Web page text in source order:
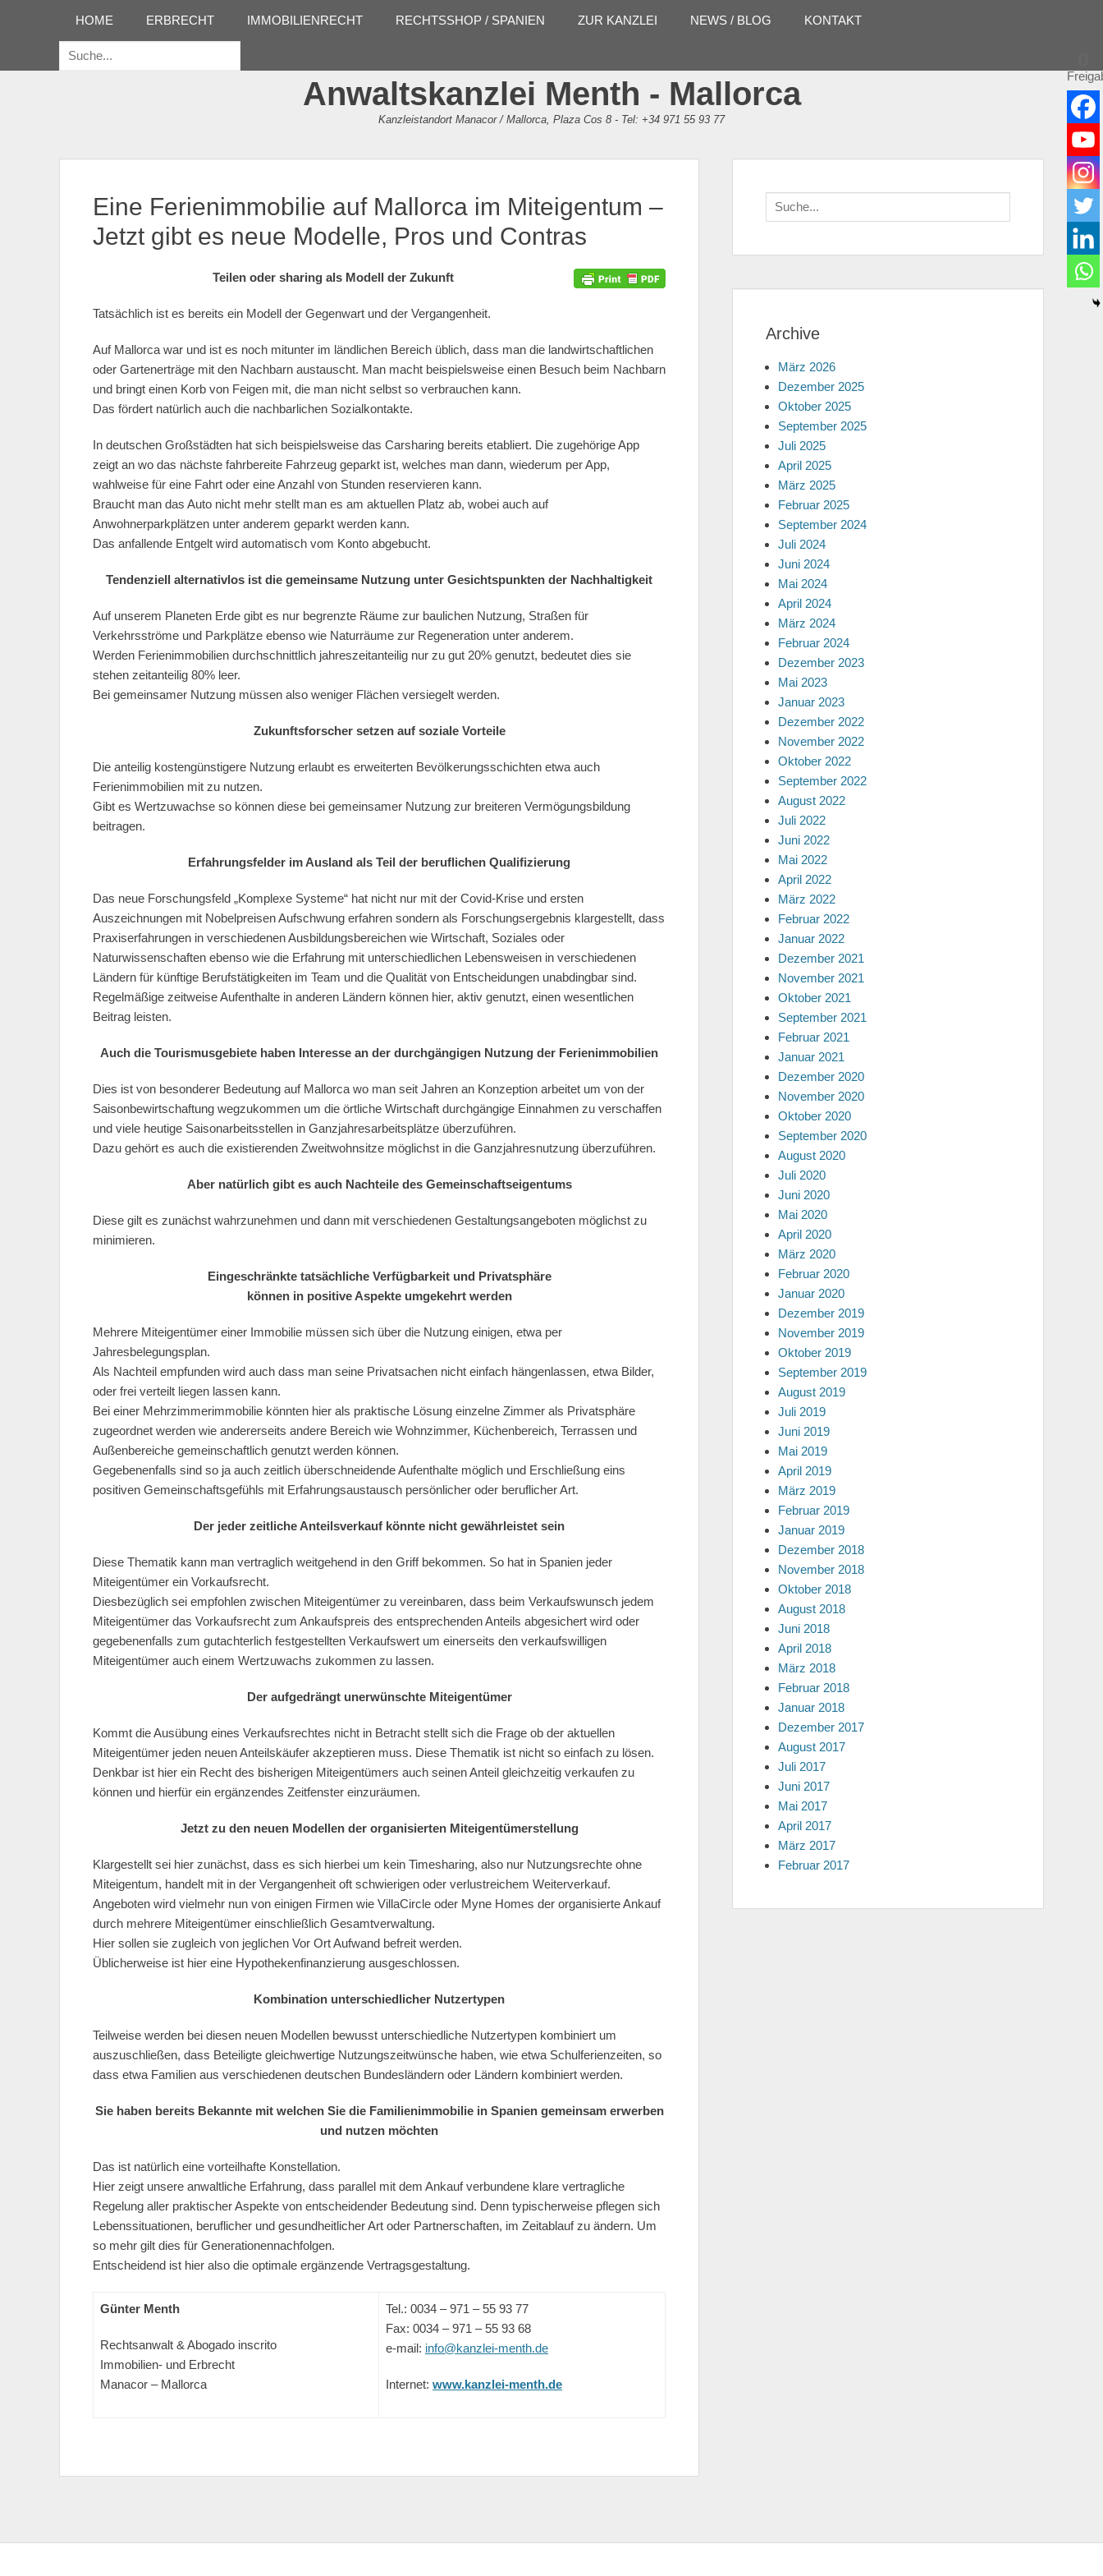
Erstes Menü
Inhalt:
HOME ERBRECHT IMMOBILIENRECHT RECHTSSHOP / SPANIEN ZUR KANZLEI NEWS / BLOG KONTAKT
Suche
Anwaltskanzlei Menth - Mallorca
Kanzleistandort Manacor / Mallorca, Plaza Cos 8 - Tel: +34 971 55 93 77
Eine Ferienimmobilie auf Mallorca im Miteigentum –
Jetzt gibt es neue Modelle, Pros und Contras
Teilen oder sharing als Modell der Zukunft
Tatsächlich ist es bereits ein Modell der Gegenwart und der Vergangenheit.
Auf Mallorca war und ist es noch mitunter im ländlichen Bereich üblich, dass man die landwirtschaftlichen
oder Gartenerträge mit den Nachbarn austauscht. Man macht beispielsweise einen Besuch beim Nachbarn
und bringt einen Korb von Feigen mit, die man nicht selbst so verbrauchen kann.
Das fördert natürlich auch die nachbarlichen Sozialkontakte.
In deutschen Großstädten hat sich beispielsweise das Carsharing bereits etabliert. Die zugehörige App
zeigt an wo das nächste fahrbereite Fahrzeug geparkt ist, welches man dann, wiederum per App,
wahlweise für eine Fahrt oder eine Anzahl von Stunden reservieren kann.
Braucht man das Auto nicht mehr stellt man es am aktuellen Platz ab, wobei auch auf
Anwohnerparkplätzen unter anderem geparkt werden kann.
Das anfallende Entgelt wird automatisch vom Konto abgebucht.
Tendenziell alternativlos ist die gemeinsame Nutzung unter Gesichtspunkten der Nachhaltigkeit
Auf unserem Planeten Erde gibt es nur begrenzte Räume zur baulichen Nutzung, Straßen für
Verkehrsströme und Parkplätze ebenso wie Naturräume zur Regeneration unter anderem.
Werden Ferienimmobilien durchschnittlich jahreszeitanteilig nur zu gut 20% genutzt, bedeutet dies sie
stehen zeitanteilig 80% leer.
Bei gemeinsamer Nutzung müssen also weniger Flächen versiegelt werden.
Zukunftsforscher setzen auf soziale Vorteile
Die anteilig kostengünstigere Nutzung erlaubt es erweiterten Bevölkerungsschichten etwa auch
Ferienimmobilien mit zu nutzen.
Gibt es Wertzuwachse so können diese bei gemeinsamer Nutzung zur breiteren Vermögungsbildung
beitragen.
Erfahrungsfelder im Ausland als Teil der beruflichen Qualifizierung
Das neue Forschungsfeld „Komplexe Systeme“ hat nicht nur mit der Covid-Krise und ersten
Auszeichnungen mit Nobelpreisen Aufschwung erfahren sondern als Forschungsergebnis klargestellt, dass
Praxiserfahrungen in verschiedenen Ausbildungsbereichen wie Wirtschaft, Soziales oder
Naturwissenschaften ebenso wie die Erfahrung mit unterschiedlichen Lebensweisen in verschiedenen
Ländern für künftige Berufstätigkeiten im Team und die Qualität von Entscheidungen unabdingbar sind.
Regelmäßige zeitweise Aufenthalte in anderen Ländern können hier, aktiv genutzt, einen wesentlichen
Beitrag leisten.
Auch die Tourismusgebiete haben Interesse an der durchgängigen Nutzung der Ferienimmobilien
Dies ist von besonderer Bedeutung auf Mallorca wo man seit Jahren an Konzeption arbeitet um von der
Saisonbewirtschaftung wegzukommen um die örtliche Wirtschaft durchgängige Einnahmen zu verschaffen
und viele heutige Saisonarbeitsstellen in Ganzjahresarbeitsplätze überzuführen.
Dazu gehört es auch die existierenden Zweitwohnsitze möglichst in die Ganzjahresnutzung überzuführen.
Aber natürlich gibt es auch Nachteile des Gemeinschaftseigentums
Diese gilt es zunächst wahrzunehmen und dann mit verschiedenen Gestaltungsangeboten möglichst zu
minimieren.
Eingeschränkte tatsächliche Verfügbarkeit und Privatsphäre
können in positive Aspekte umgekehrt werden
Mehrere Miteigentümer einer Immobilie müssen sich über die Nutzung einigen, etwa per
Jahresbelegungsplan.
Als Nachteil empfunden wird auch dass man seine Privatsachen nicht einfach hängenlassen, etwa Bilder,
oder frei verteilt liegen lassen kann.
Bei einer Mehrzimmerimmobilie könnten hier als praktische Lösung einzelne Zimmer als Privatsphäre
zugeordnet werden wie andererseits andere Bereich wie Wohnzimmer, Küchenbereich, Terrassen und
Außenbereiche gemeinschaftlich genutzt werden können.
Gegebenenfalls sind so ja auch zeitlich überschneidende Aufenthalte möglich und Erschließung eins
positiven Gemeinschaftsgefühls mit Erfahrungsaustausch persönlicher oder beruflicher Art.
Der jeder zeitliche Anteilsverkauf könnte nicht gewährleistet sein
Diese Thematik kann man vertraglich weitgehend in den Griff bekommen. So hat in Spanien jeder
Miteigentümer ein Vorkaufsrecht.
Diesbezüglich sei empfohlen zwischen Miteigentümer zu vereinbaren, dass beim Verkaufswunsch jedem
Miteigentümer das Vorkaufsrecht zum Ankaufspreis des entsprechenden Anteils abgesichert wird oder
gegebenenfalls zum gutachterlich festgestellten Verkaufswert um einerseits den verkaufswilligen
Miteigentümer auch einem Wertzuwachs zukommen zu lassen.
Der aufgedrängt unerwünschte Miteigentümer
Kommt die Ausübung eines Verkaufsrechtes nicht in Betracht stellt sich die Frage ob der aktuellen
Miteigentümer jeden neuen Anteilskäufer akzeptieren muss. Diese Thematik ist nicht so einfach zu lösen.
Denkbar ist hier ein Recht des bisherigen Miteigentümers auch seinen Anteil gleichzeitig verkaufen zu
können und hierfür ein ergänzendes Zeitfenster einzuräumen.
Jetzt zu den neuen Modellen der organisierten Miteigentümerstellung
Klargestellt sei hier zunächst, dass es sich hierbei um kein Timesharing, also nur Nutzungsrechte ohne
Miteigentum, handelt mit in der Vergangenheit oft schwierigen oder verlustreichem Weiterverkauf.
Angeboten wird vielmehr nun von einigen Firmen wie VillaCircle oder Myne Homes der organisierte Ankauf
durch mehrere Miteigentümer einschließlich Gesamtverwaltung.
Hier sollen sie zugleich von jeglichen Vor Ort Aufwand befreit werden.
Üblicherweise ist hier eine Hypothekenfinanzierung ausgeschlossen.
Kombination unterschiedlicher Nutzertypen
Teilweise werden bei diesen neuen Modellen bewusst unterschiedliche Nutzertypen kombiniert um
auszuschließen, dass Beteiligte gleichwertige Nutzungszeitwünsche haben, wie etwa Schulferienzeiten, so
dass etwa Familien aus verschiedenen deutschen Bundesländern oder Ländern kombiniert werden.
Sie haben bereits Bekannte mit welchen Sie die Familienimmobilie in Spanien gemeinsam erwerben
und nutzen möchten
Das ist natürlich eine vorteilhafte Konstellation.
Hier zeigt unsere anwaltliche Erfahrung, dass parallel mit dem Ankauf verbundene klare vertragliche
Regelung aller praktischer Aspekte von entscheidender Bedeutung sind. Denn typischerweise pflegen sich
Lebenssituationen, beruflicher und gesundheitlicher Art oder Partnerschaften, im Zeitablauf zu ändern. Um
so mehr gilt dies für Generationennachfolgen.
Entscheidend ist hier also die optimale ergänzende Vertragsgestaltung.
Günter Menth
Rechtsanwalt & Abogado inscrito
Immobilien- und Erbrecht
Manacor – Mallorca
Tel.: 0034 – 971 – 55 93 77
Fax: 0034 – 971 – 55 93 68
e-mail: info@kanzlei-menth.de
Internet: www.kanzlei-menth.de
Suche
für:
Archive
März 2026
Dezember 2025
Oktober 2025
September 2025
Juli 2025
April 2025
März 2025
Februar 2025
September 2024
Juli 2024
Juni 2024
Mai 2024
April 2024
März 2024
Februar 2024
Dezember 2023
Mai 2023
Januar 2023
Dezember 2022
November 2022
Oktober 2022
September 2022
August 2022
Juli 2022
Juni 2022
Mai 2022
April 2022
März 2022
Februar 2022
Januar 2022
Dezember 2021
November 2021
Oktober 2021
September 2021
Februar 2021
Januar 2021
Dezember 2020
November 2020
Oktober 2020
September 2020
August 2020
Juli 2020
Juni 2020
Mai 2020
April 2020
März 2020
Februar 2020
Januar 2020
Dezember 2019
November 2019
Oktober 2019
September 2019
August 2019
Juli 2019
Juni 2019
Mai 2019
April 2019
März 2019
Februar 2019
Januar 2019
Dezember 2018
November 2018
Oktober 2018
August 2018
Juni 2018
April 2018
März 2018
Februar 2018
Januar 2018
Dezember 2017
August 2017
Juli 2017
Juni 2017
Mai 2017
April 2017
März 2017
Februar 2017